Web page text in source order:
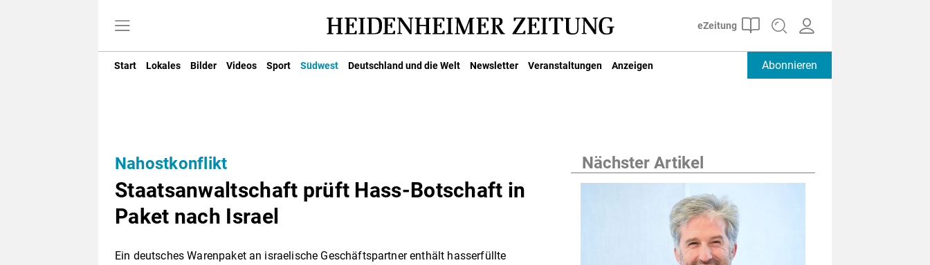
Start Lokales Bilder Videos Sport Südwest Deutschland und die Welt Newsletter Veranstaltungen Anzeigen Abonnieren
Nahostkonflikt
Staatsanwaltschaft prüft Hass-Botschaft in
Paket nach Israel
Ein deutsches Warenpaket an israelische Geschäftspartner enthält hasserfüllte
Nächster Artikel